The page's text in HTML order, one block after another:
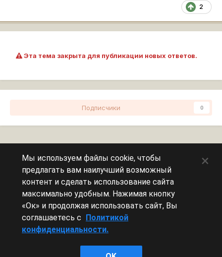
2
Эта тема закрыта для публикации новых ответов.
Подписчики 0
Сейчас на странице
Эту страницу никто не просматривает.
Леста Игры
Мы используем файлы cookie, чтобы
предлагать вам наилучший возможный
контент и сделать использование сайта
максимально удобным. Нажимая кнопку
«Ок» и продолжая использовать сайт, Вы
соглашаетесь с Политикой
конфиденциальности.
×